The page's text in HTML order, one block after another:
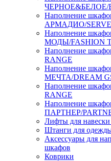
ЧЕРНОЕ&БЕЛОЕ/
Наполнение
АРМАДИО/
Наполнение
МОДЫ/FASHION
Наполнение
RANGE
Наполнение
МЕЧТА/DREAM
Наполнение
RANGE
Наполнение
ПАРТНЕР/
Лифты для
Штанги для
Аксессуары для
шкафов
Коврики